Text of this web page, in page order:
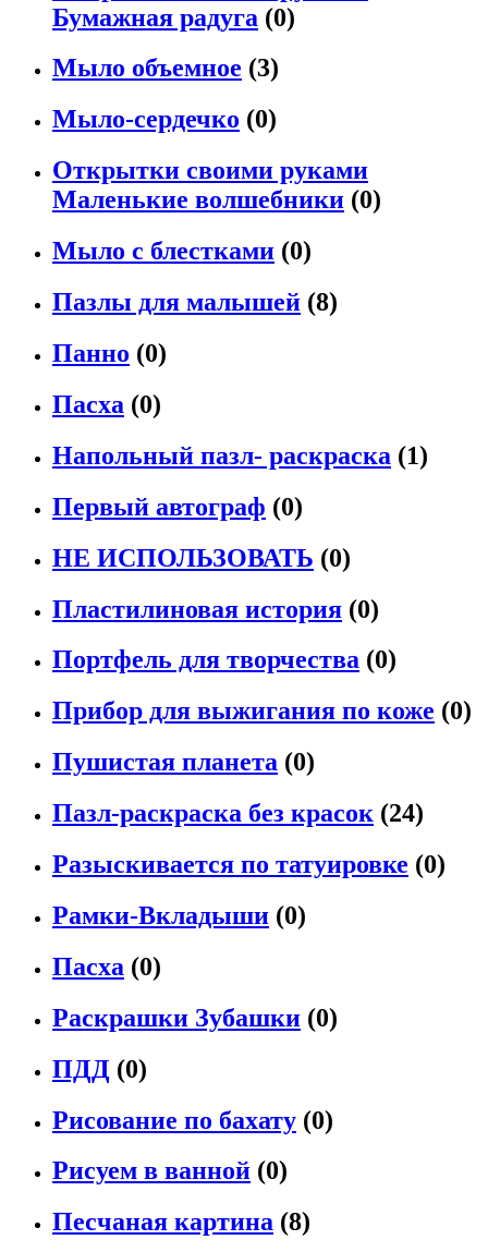
Бумажная радуга (0)
Мыло объемное (3)
Мыло-сердечко (0)
Открытки своими руками
Маленькие волшебники (0)
Мыло с блестками (0)
Пазлы для малышей (8)
Панно (0)
Пасха (0)
Напольный пазл- раскраска (1)
Первый автограф (0)
НЕ ИСПОЛЬЗОВАТЬ (0)
Пластилиновая история (0)
Портфель для творчества (0)
Прибор для выжигания по коже (0)
Пушистая планета (0)
Пазл-раскраска без красок (24)
Разыскивается по татуировке (0)
Рамки-Вкладыши (0)
Пасха (0)
Раскрашки Зубашки (0)
ПДД (0)
Рисование по бахату (0)
Рисуем в ванной (0)
Песчаная картина (8)